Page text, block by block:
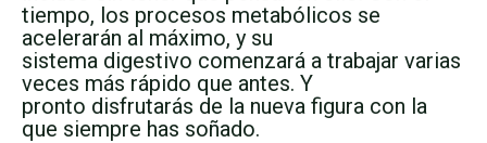
tiempo, los procesos metabólicos se
acelerarán al máximo, y su
sistema digestivo comenzará a trabajar varias
veces más rápido que antes. Y
pronto disfrutarás de la nueva figura con la
que siempre has soñado.